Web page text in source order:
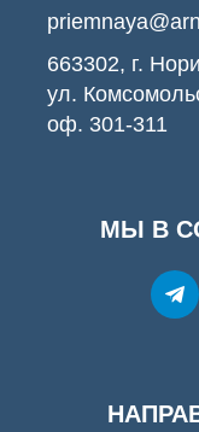
663302, г.
ул.
оф. 301-311
МЫ В